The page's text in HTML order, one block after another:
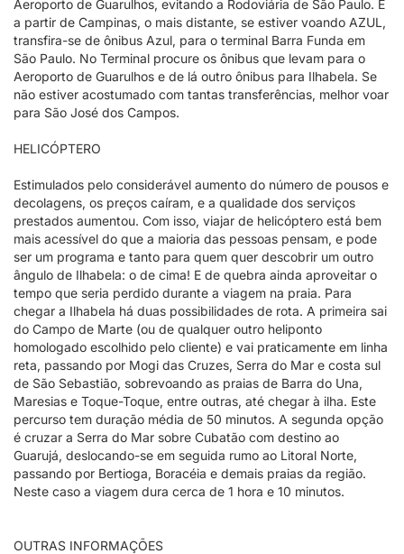
Aeroporto de Guarulhos, evitando a Rodoviária de São Paulo. E
a partir de Campinas, o mais distante, se estiver voando AZUL,
transfira-se de ônibus Azul, para o terminal Barra Funda em
São Paulo. No Terminal procure os ônibus que levam para o
Aeroporto de Guarulhos e de lá outro ônibus para Ilhabela. Se
não estiver acostumado com tantas transferências, melhor voar
para São José dos Campos.
HELICÓPTERO
Estimulados pelo considerável aumento do número de pousos e
decolagens, os preços caíram, e a qualidade dos serviços
prestados aumentou. Com isso, viajar de helicóptero está bem
mais acessível do que a maioria das pessoas pensam, e pode
ser um programa e tanto para quem quer descobrir um outro
ângulo de Ilhabela: o de cima! E de quebra ainda aproveitar o
tempo que seria perdido durante a viagem na praia. Para
chegar a Ilhabela há duas possibilidades de rota. A primeira sai
do Campo de Marte (ou de qualquer outro heliponto
homologado escolhido pelo cliente) e vai praticamente em linha
reta, passando por Mogi das Cruzes, Serra do Mar e costa sul
de São Sebastião, sobrevoando as praias de Barra do Una,
Maresias e Toque-Toque, entre outras, até chegar à ilha. Este
percurso tem duração média de 50 minutos. A segunda opção
é cruzar a Serra do Mar sobre Cubatão com destino ao
Guarujá, deslocando-se em seguida rumo ao Litoral Norte,
passando por Bertioga, Boracéia e demais praias da região.
Neste caso a viagem dura cerca de 1 hora e 10 minutos.
OUTRAS INFORMAÇÕES